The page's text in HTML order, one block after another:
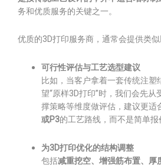
务和优质服务的关键之一。
优质的3D打印服务商，通常会提供类似
可行性评估与工艺选型建议
比如，当客户拿着一套传统注塑
望“原样3D打印”时，我们会先从
撑策略等维度做评估，建议更适
或P3的工艺路线，而不是简单报
为3D打印优化的结构调整
包括减重挖空、增强筋布置、厚